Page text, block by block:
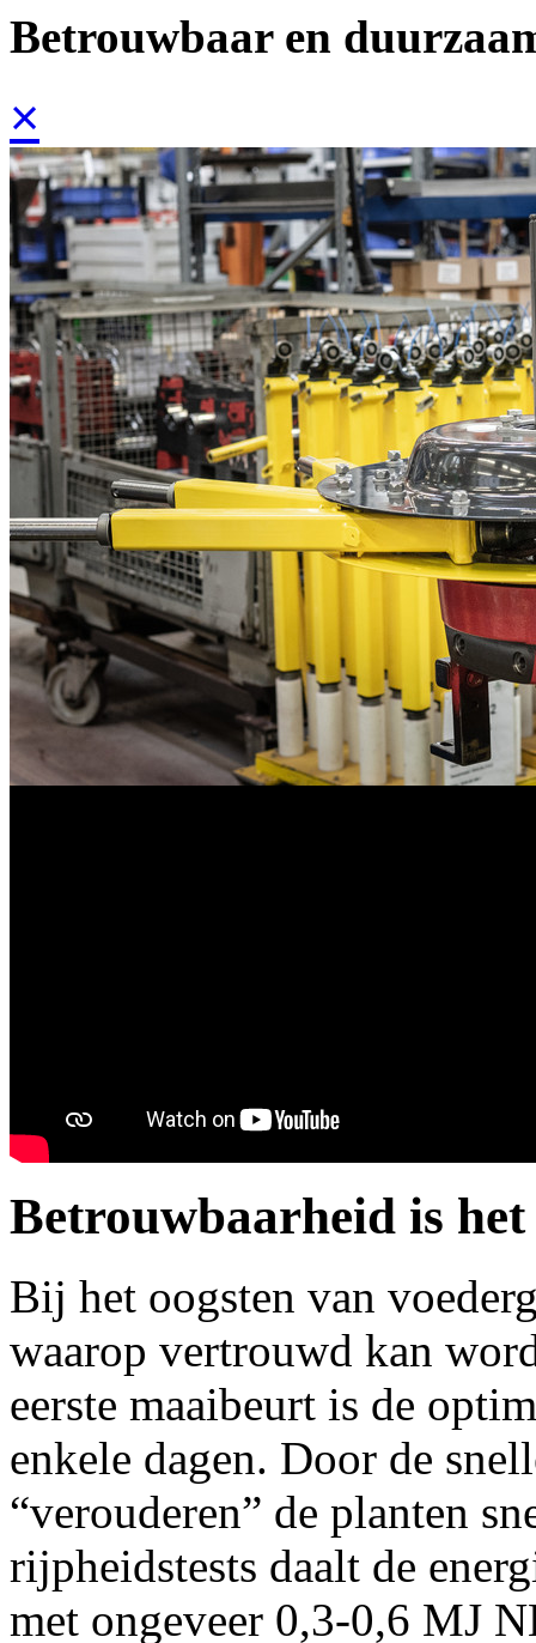
Betrouwbaar en
×
Betrouwbaarheid is
Bij het oogsten van
waarop vertrouwd kan
eerste maaibeurt is de
enkele dagen. Door de
“verouderen” de planten
rijpheidstests daalt de
met ongeveer 0,3-0,6 MJ